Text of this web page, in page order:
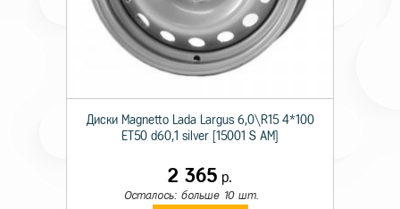
Диски Magnetto Lada Largus 6,0\R15 4*100
ET50 d60,1 silver [15001 S AM]
2 365 р.
Осталось: больше 10 шт.